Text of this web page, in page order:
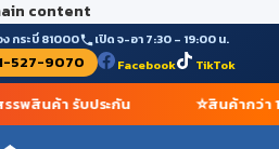
content
กระบี่ 81000 เปิด จ-อา 7:30 – 19:00 น.
527-9070 Facebook TikTok
บาท 💰ราคาถูกกว่าห้างสรรพ